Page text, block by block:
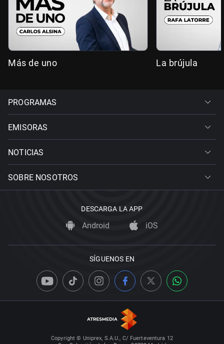
Más de uno La brújula
PROGRAMAS
EMISORAS
NOTICIAS
SOBRE NOSOTROS
DESCARGA LA APP
Android iOS
SÍGUENOS EN
Copyright © Uniprex, S.A.U., C/ Fuerteventura 12